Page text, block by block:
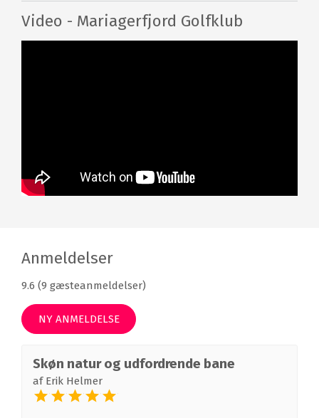
Video - Mariagerfjord Golfklub
Anmeldelser
9.6 (9 gæsteanmeldelser)
NY ANMELDELSE
Skøn natur og udfordrende bane
af Erik Helmer